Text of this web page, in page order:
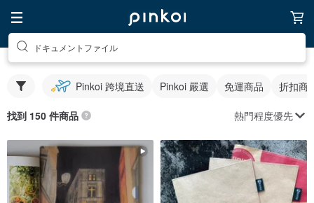
ドキュメントファイル
Pinkoi 跨境直送 Pinkoi 嚴選 免運商品 折扣商
找到 150 件商品 熱門程度優先